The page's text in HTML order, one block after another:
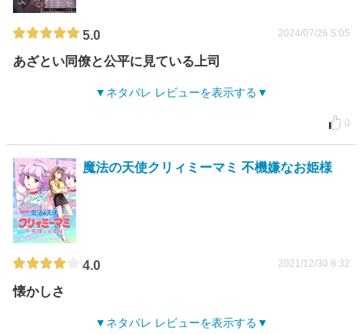
5.0 2024/07/26 5:05
あざとい同僚と公平に見ている上司
ネタバレ レビューを表示する
0
魔法の天使クリィミーマミ 不機嫌なお姫様
4.0 2021/12/30 8:32
懐かしさ
ネタバレ レビューを表示する